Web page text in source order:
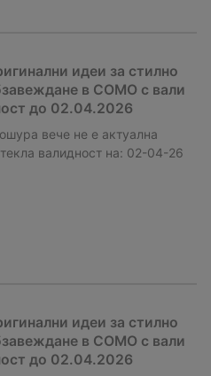
идеи за стилно
в COMO с вали
до 02.04.2026
вече не е актуална
валидност на: 02-04-26
идеи за стилно
в COMO с вали
до 02.04.2026